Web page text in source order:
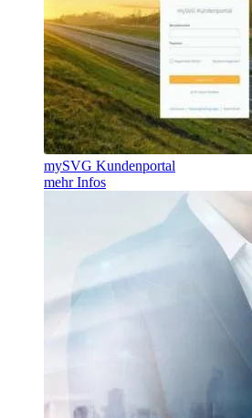
mySVG Kundenportal
mehr Infos